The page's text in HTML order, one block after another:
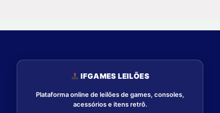
IFGAMES LEILÕES
Plataforma online de leilões de games, consoles,
acessórios e itens retrô.